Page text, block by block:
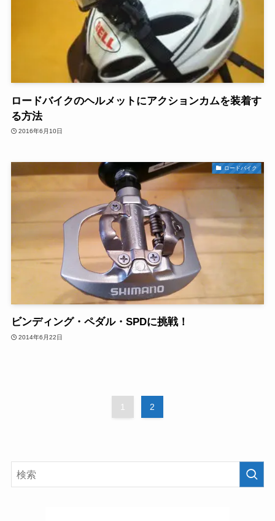
ロードバイクのヘルメットにアクションカムを装着す
る方法
2016年6月10日
ロードバイク
ビンディング・ペダル・SPDに挑戦！
2014年6月22日
1 2